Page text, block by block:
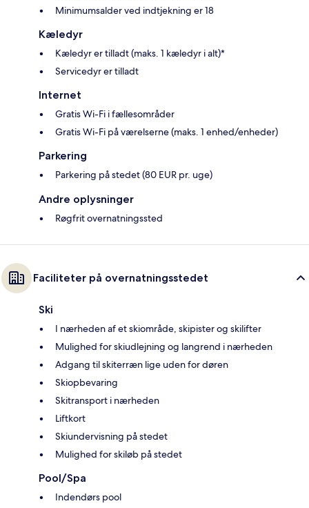
Minimumsalder ved indtjekning er 18
Kæledyr
Kæledyr er tilladt (maks. 1 kæledyr i alt)*
Servicedyr er tilladt
Internet
Gratis Wi-Fi i fællesområder
Gratis Wi-Fi på værelserne (maks. 1 enhed/enheder)
Parkering
Parkering på stedet (80 EUR pr. uge)
Andre oplysninger
Røgfrit overnatningssted
Faciliteter på overnatningsstedet
Ski
I nærheden af et skiområde, skipister og skilifter
Mulighed for skiudlejning og langrend i nærheden
Adgang til skiterræn lige uden for døren
Skiopbevaring
Skitransport i nærheden
Liftkort
Skiundervisning på stedet
Mulighed for skiløb på stedet
Pool/Spa
Indendørs pool